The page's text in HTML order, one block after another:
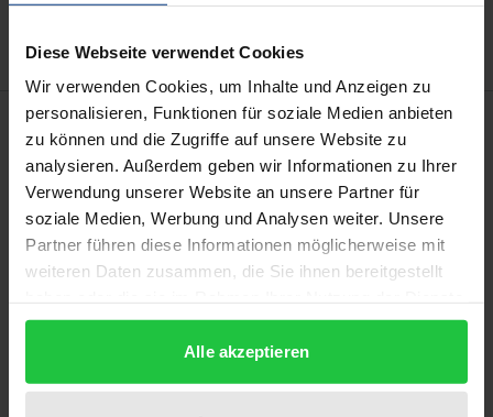
Diese Webseite verwendet Cookies
Wir verwenden Cookies, um Inhalte und Anzeigen zu
personalisieren, Funktionen für soziale Medien anbieten
zu können und die Zugriffe auf unsere Website zu
analysieren. Außerdem geben wir Informationen zu Ihrer
Verwendung unserer Website an unsere Partner für
soziale Medien, Werbung und Analysen weiter. Unsere
Partner führen diese Informationen möglicherweise mit
weiteren Daten zusammen, die Sie ihnen bereitgestellt
gesammelt haben.
Alle akzeptieren
Delivery cost notice
Description
Die Bedingung ist ein wichtiges Instrument der
Privatautonomie. Kaum ein Vertrag des
Wirtschaftslebens kommt ohne eine
Bedingungsgestaltung aus. Ebenso sind
bedingte Anträge gestellt werden. In Anbetracht